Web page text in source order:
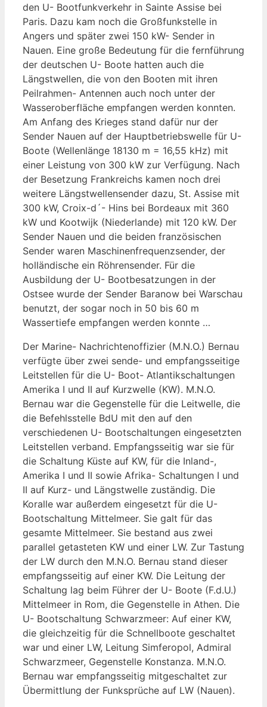
den U- Bootfunkverkehr in Sainte Assise bei
Paris. Dazu kam noch die Großfunkstelle in
Angers und später zwei 150 kW- Sender in
Nauen. Eine große Bedeutung für die fernführung
der deutschen U- Boote hatten auch die
Längstwellen, die von den Booten mit ihren
Peilrahmen- Antennen auch noch unter der
Wasseroberfläche empfangen werden konnten.
Am Anfang des Krieges stand dafür nur der
Sender Nauen auf der Hauptbetriebswelle für U-
Boote (Wellenlänge 18130 m = 16,55 kHz) mit
einer Leistung von 300 kW zur Verfügung. Nach
der Besetzung Frankreichs kamen noch drei
weitere Längstwellensender dazu, St. Assise mit
300 kW, Croix-d´- Hins bei Bordeaux mit 360
kW und Kootwijk (Niederlande) mit 120 kW. Der
Sender Nauen und die beiden französischen
Sender waren Maschinenfrequenzsender, der
holländische ein Röhrensender. Für die
Ausbildung der U- Bootbesatzungen in der
Ostsee wurde der Sender Baranow bei Warschau
benutzt, der sogar noch in 50 bis 60 m
Wassertiefe empfangen werden konnte …
Der Marine- Nachrichtenoffizier (M.N.O.) Bernau
verfügte über zwei sende- und empfangsseitige
Leitstellen für die U- Boot- Atlantikschaltungen
Amerika I und II auf Kurzwelle (KW). M.N.O.
Bernau war die Gegenstelle für die Leitwelle, die
die Befehlsstelle BdU mit den auf den
verschiedenen U- Bootschaltungen eingesetzten
Leitstellen verband. Empfangsseitig war sie für
die Schaltung Küste auf KW, für die Inland-,
Amerika I und II sowie Afrika- Schaltungen I und
II auf Kurz- und Längstwelle zuständig. Die
Koralle war außerdem eingesetzt für die U-
Bootschaltung Mittelmeer. Sie galt für das
gesamte Mittelmeer. Sie bestand aus zwei
parallel getasteten KW und einer LW. Zur Tastung
der LW durch den M.N.O. Bernau stand dieser
empfangsseitig auf einer KW. Die Leitung der
Schaltung lag beim Führer der U- Boote (F.d.U.)
Mittelmeer in Rom, die Gegenstelle in Athen. Die
U- Bootschaltung Schwarzmeer: Auf einer KW,
die gleichzeitig für die Schnellboote geschaltet
war und einer LW, Leitung Simferopol, Admiral
Schwarzmeer, Gegenstelle Konstanza. M.N.O.
Bernau war empfangsseitig mitgeschaltet zur
Übermittlung der Funksprüche auf LW (Nauen).